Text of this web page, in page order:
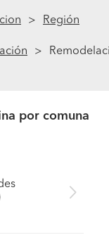
Región
por comuna